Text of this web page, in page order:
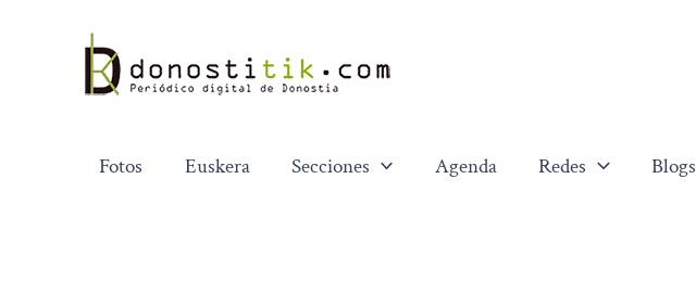
contenido
Fotos Euskera Secciones Agenda Redes Blogs